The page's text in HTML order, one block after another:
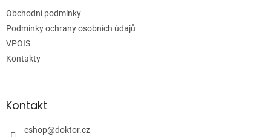
Obchodní podmínky
Podmínky ochrany osobních údajů
VPOIS
Kontakty
Kontakt
eshop@doktor.cz